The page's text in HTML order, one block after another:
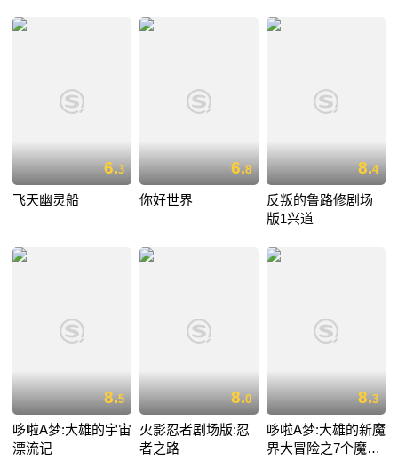
6.3
飞天幽灵船
6.8
你好世界
8.4
反叛的鲁路修剧场
版1兴道
8.5
哆啦A梦:大雄的宇宙
漂流记
8.0
火影忍者剧场版:忍
者之路
8.3
哆啦A梦:大雄的新魔
界大冒险之7个魔法